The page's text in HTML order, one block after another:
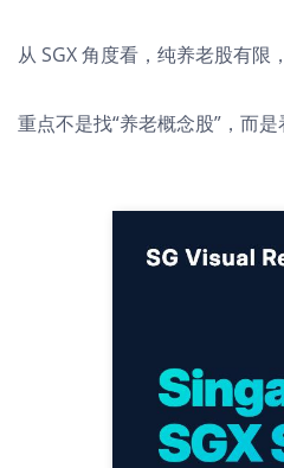
从 SGX 角度看，纯养老股有
重点不是找“养老概念股”，而